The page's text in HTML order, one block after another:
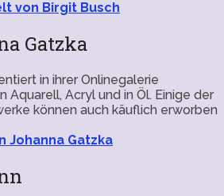
von Birgit Busch
Gatzka
in ihrer Onlinegalerie
Aquarell, Acryl und in Öl. Einige der
können auch käuflich erworben
Johanna Gatzka